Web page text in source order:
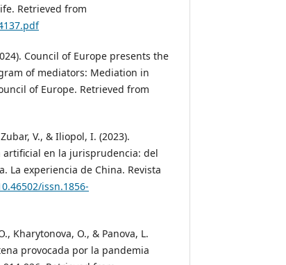
Retrieved from
Council of Europe presents the
of mediators: Mediation in
of Europe. Retrieved from
V., & Iliopol, I. (2023).
artificial en la jurisprudencia: del
La experiencia de China. Revista
issn.1856-
Kharytonova, O., & Panova, L.
provocada por la pandemia